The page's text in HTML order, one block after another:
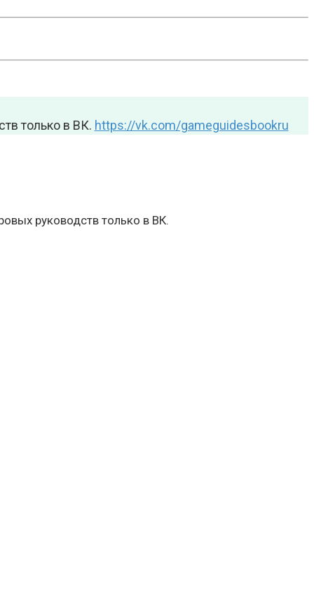
только в ВК. https://vk.com/gameguidesbookru
руководств только в ВК.